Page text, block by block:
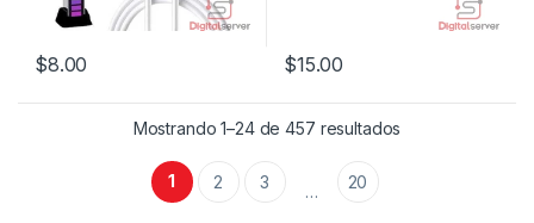
$8.00 $15.00
Mostrando 1–24 de 457 resultados
1 2 3 … 20